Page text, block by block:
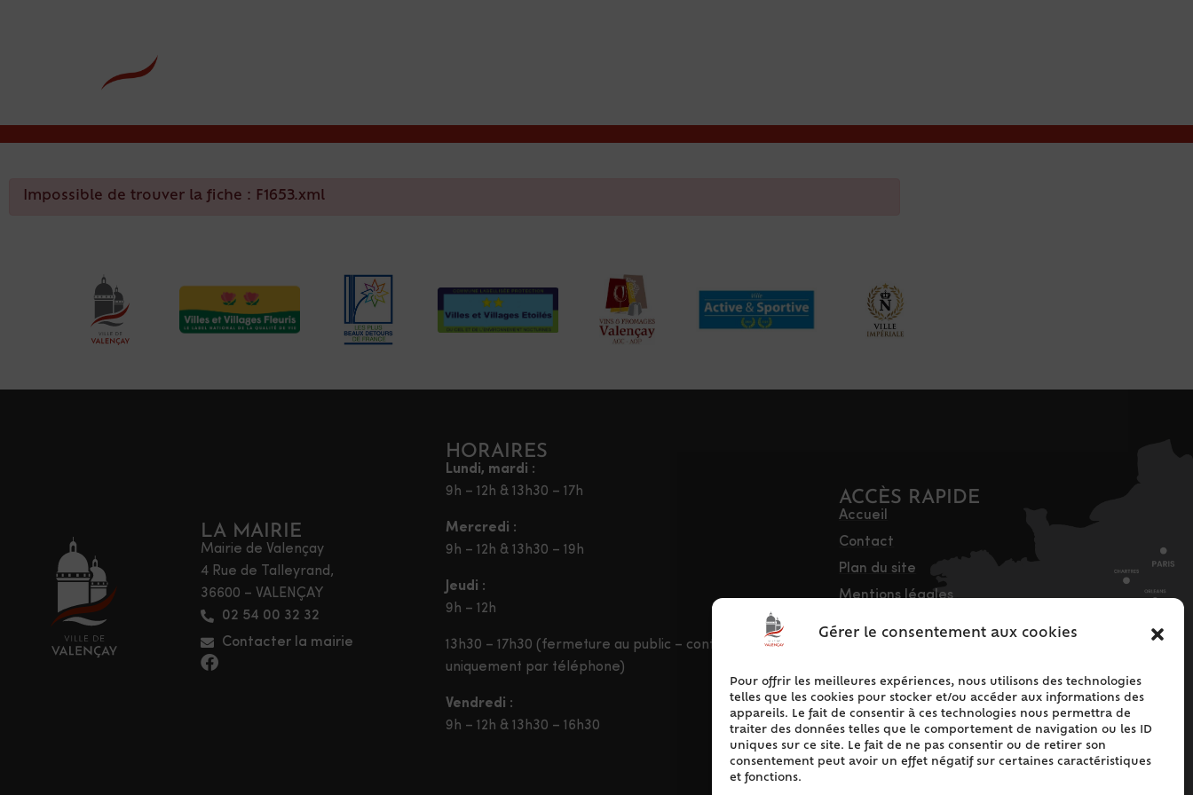
Gérer le consentement aux cookies
Pour offrir les meilleures expériences, nous utilisons des technologies
telles que les cookies pour stocker et/ou accéder aux informations des
appareils. Le fait de consentir à ces technologies nous permettra de
traiter des données telles que le comportement de navigation ou les ID
uniques sur ce site. Le fait de ne pas consentir ou de retirer son
consentement peut avoir un effet négatif sur certaines caractéristiques
et fonctions.
Impossible de trouver la fiche : F1653.xml
LA MAIRIE
Mairie de Valençay
4 Rue de Talleyrand,
36600 – VALENÇAY
02 54 00 32 32
Contacter la mairie
HORAIRES
Lundi, mardi :
9h – 12h & 13h30 – 17h
Mercredi :
9h – 12h & 13h30 – 19h
Jeudi :
9h – 12h
13h30 – 17h30 (fermeture au public – contact
uniquement par téléphone)
Vendredi :
9h – 12h & 13h30 – 16h30
ACCÈS RAPIDE
Accueil
Contact
Plan du site
Mentions légales
(UE)